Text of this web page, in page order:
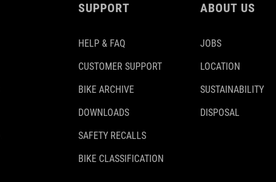
SUPPORT
HELP & FAQ
CUSTOMER SUPPORT
BIKE ARCHIVE
DOWNLOADS
SAFETY RECALLS
BIKE CLASSIFICATION
ABOUT US
JOBS
LOCATION
SUSTAINABILITY
DISPOSAL